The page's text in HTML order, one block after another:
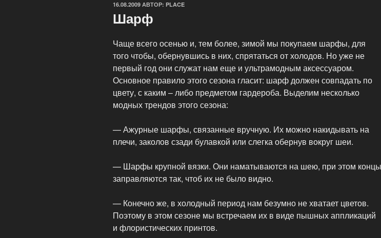
ОПУБЛИКОВАНО
16.08.2009 АВТОР: PLACE
Шарф
Чаще всего осенью и, тем более, зимой мы покупаем шарфы, для
того чтобы, обернувшись в них, спрятаться от холодов. Но уже не
первый год они служат нам еще и ультрамодным аксессуаром.
Основное правило этого сезона гласит: шарф должен совпадать по
цвету, с каким – либо предметом гардероба. Выделим несколько
модных трендов этого сезона:
— Ажурные шарфы, связанные вручную. Их можно накидывать на
плечи, заколов сзади булавкой или слегка обернув вокруг шеи.
— Шарфы крупной вязки. Они наматываются на шею, при этом концы
заправляются так, чтоб их не было видно.
— Конечно же, в холодный период нам безумно не хватает цветов.
Поэтому в этом сезоне мы встречаем их в виде пышных аппликаций
и флористических принтов.